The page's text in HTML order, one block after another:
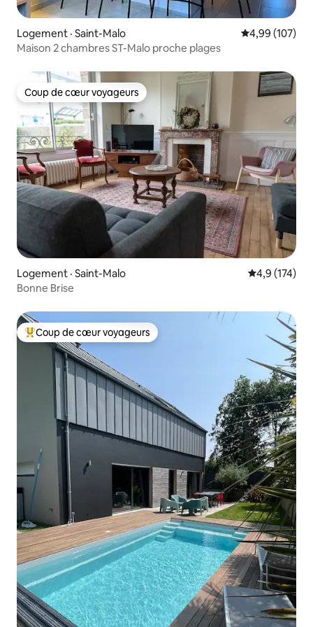
Logement · Saint-Malo Note
4,99 (107)
Maison 2 chambres ST-Malo proche plages
Coup de cœur voyageurs
Coup de cœur voyageurs
Logement · Saint-Malo Note
4,9 (174)
Bonne Brise
Coup de cœur voyageurs parmi les plus aimés
Coup de cœur voyageurs